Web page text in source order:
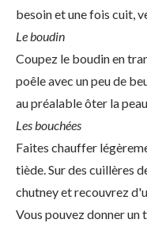
besoin et une fois cuit,
Le boudin
Coupez le boudin en
poêle avec un peu de
au préalable ôter la
Les bouchées
Faites chauffer
tiède. Sur des cuillères
chutney et recouvrez
Vous pouvez donner un